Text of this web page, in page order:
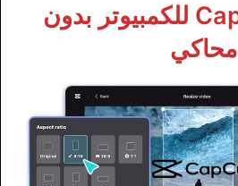
تحميل CapCut للكمبيوتر بدون
محاكي